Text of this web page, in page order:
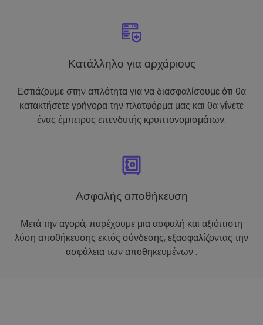
Κατάλληλο για αρχάριους
Εστιάζουμε στην απλότητα για να διασφαλίσουμε ότι θα
κατακτήσετε γρήγορα την πλατφόρμα μας και θα γίνετε
ένας έμπειρος επενδυτής κρυπτονομισμάτων.
Ασφαλής αποθήκευση
Μετά την αγορά, παρέχουμε μια ασφαλή και αξιόπιστη
λύση αποθήκευσης εκτός σύνδεσης, εξασφαλίζοντας την
ασφάλεια των αποθηκευμένων .